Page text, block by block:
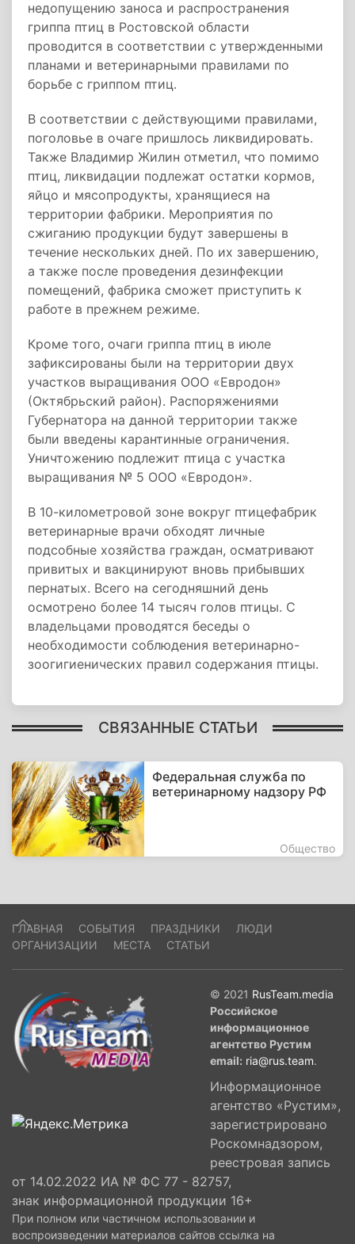
недопущению заноса и распространения
гриппа птиц в Ростовской области
проводится в соответствии с утвержденными
планами и ветеринарными правилами по
борьбе с гриппом птиц.
В соответствии с действующими правилами,
поголовье в очаге пришлось ликвидировать.
Также Владимир Жилин отметил, что помимо
птиц, ликвидации подлежат остатки кормов,
яйцо и мясопродукты, хранящиеся на
территории фабрики. Мероприятия по
сжиганию продукции будут завершены в
течение нескольких дней. По их завершению,
а также после проведения дезинфекции
помещений, фабрика сможет приступить к
работе в прежнем режиме.
Кроме того, очаги гриппа птиц в июле
зафиксированы были на территории двух
участков выращивания ООО «Евродон»
(Октябрьский район). Распоряжениями
Губернатора на данной территории также
были введены карантинные ограничения.
Уничтожению подлежит птица с участка
выращивания № 5 ООО «Евродон».
В 10-километровой зоне вокруг птицефабрик
ветеринарные врачи обходят личные
подсобные хозяйства граждан, осматривают
привитых и вакцинируют вновь прибывших
пернатых. Всего на сегодняшний день
осмотрено более 14 тысяч голов птицы. С
владельцами проводятся беседы о
необходимости соблюдения ветеринарно-
зоогигиенических правил содержания птицы.
СВЯЗАННЫЕ СТАТЬИ
Федеральная служба по
ветеринарному надзору РФ
Общество
ГЛАВНАЯ СОБЫТИЯ ПРАЗДНИКИ
ЛЮДИ
ОРГАНИЗАЦИИ
МЕСТА СТАТЬИ
© 2021 RusTeam.media
Российское
информационное
агентство Рустим
email: ria@rus.team.
Информационное
агентство «Рустим»,
зарегистрировано
Роскомнадзором,
реестровая запись
от 14.02.2022 ИА № ФС 77 - 82757,
знак информационной продукции 16+
При полном или частичном использовании и
воспроизведении материалов сайтов ссылка на